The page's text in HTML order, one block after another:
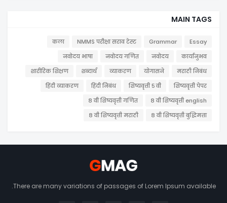
MAIN TAGS
Essay
Grammar
NMMS परीक्षा सराव टेस्ट
कला
कार्यानुभव
नवोदय
नवोदय गणित
नवोदय भाषा
मराठी निबंध
योगासने
व्याकरण
शब्दार्थ
शारीरिक शिक्षण
शिष्यवृत्ती पेपर
शिष्यवृत्ती ५ वी
हिंदी निबंध
हिंदी व्याकरण
८ वी शिष्यवृत्ती english
८ वी शिष्यवृत्ती गणित
८ वी शिष्यवृत्ती बुद्धिमत्ता
८ वी शिष्यवृत्ती मराठी
There are many variations of passages of Lorem Ipsum available.